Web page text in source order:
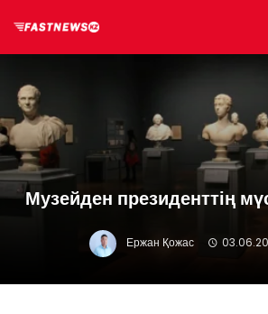
Музейден президенттің
Ержан Қожас